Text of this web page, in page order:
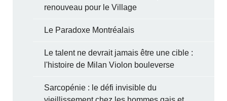
renouveau pour le Village
Le Paradoxe Montréalais
Le talent ne devrait jamais être une cible :
l'histoire de Milan Violon bouleverse
Sarcopénie : le défi invisible du